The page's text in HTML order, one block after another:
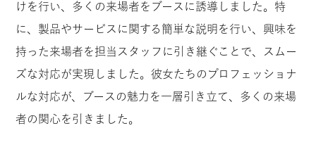
けを行い、多くの来場者をブースに誘導しました。特
に、製品やサービスに関する簡単な説明を行い、興味を
持った来場者を担当スタッフに引き継ぐことで、スムー
ズな対応が実現しました。彼女たちのプロフェッショナ
ルな対応が、ブースの魅力を一層引き立て、多くの来場
者の関心を引きました。